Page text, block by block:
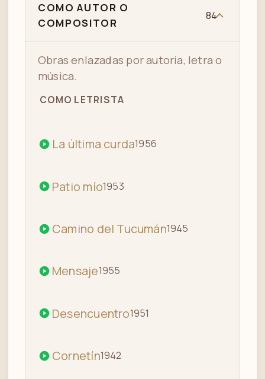
COMO AUTOR O
COMPOSITOR
84
Obras enlazadas por autoría, letra o
música.
COMO LETRISTA
La última curda1956
Patio mío1953
Camino del Tucumán1945
Mensaje1955
Desencuentro1951
Cornetín1942